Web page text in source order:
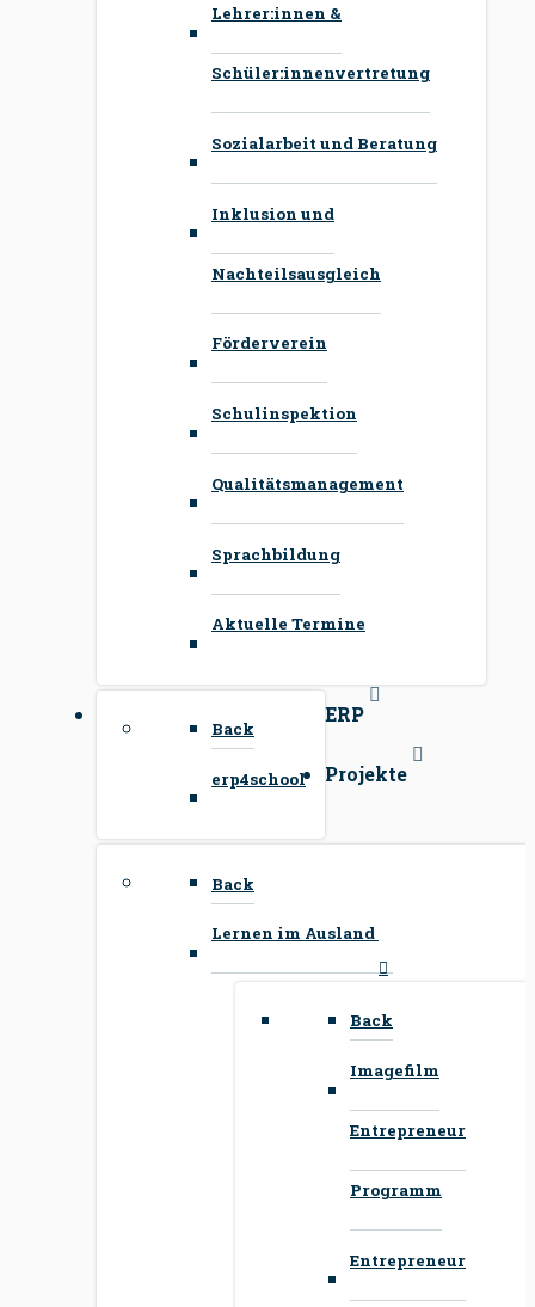
Lehrer:innen &
Schüler:innenvertretung
Sozialarbeit und Beratung
Inklusion und
Nachteilsausgleich
Förderverein
Schulinspektion
Qualitätsmanagement
Sprachbildung
Aktuelle Termine
ERP
Back
erp4school Projekte
Back
Lernen im Ausland
Back
Imagefilm
Entrepreneur
Programm
Entrepreneur